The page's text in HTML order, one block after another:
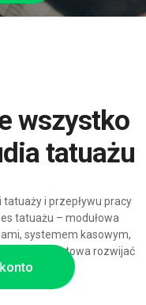
tatuażu
i przepływu pracy
tatuażu – modułowa
systemem kasowym,
gotowa rozwijać
AI.